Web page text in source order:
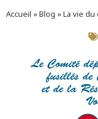
Accueil »Blog »La vie du